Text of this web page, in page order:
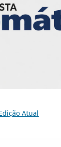
Atual